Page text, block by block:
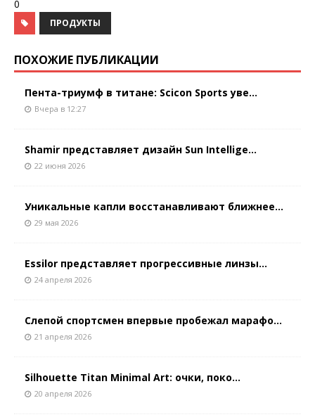
0
ПРОДУКТЫ
ПОХОЖИЕ ПУБЛИКАЦИИ
Пента-триумф в титане: Scicon Sports уве...
Вчера в 12:27
Shamir представляет дизайн Sun Intellige...
22 июня 2026
Уникальные капли восстанавливают ближнее...
29 мая 2026
Essilor представляет прогрессивные линзы...
24 апреля 2026
Слепой спортсмен впервые пробежал марафо...
21 апреля 2026
Silhouette Titan Minimal Art: очки, поко...
20 апреля 2026